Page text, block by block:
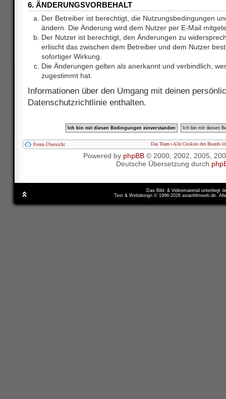
6. ÄNDERUNGSVORBEHALT
Der Betreiber ist berechtigt, die Nutzungsbedingungen
ändern. Die Änderung wird dem Nutzer per E-Mail
Der Nutzer ist berechtigt, den Änderungen zu
erlischt das zwischen dem Betreiber und dem Nutzer
sofortiger Wirkung.
Die Änderungen gelten als anerkannt und verbindlich,
zugestimmt hat.
Informationen über den Umgang mit deinen
Datenschutzrichtlinie enthalten.
Foren-Übersicht Das Team • Alle Cookies des Boards
Powered by phpBB© 2000, 2002, 2005,
Deutsche Übersetzung durch
Das Bild- & Videomaterial unterliegt
Text & Webdesign © 1996-2026 asianfilmweb.de.